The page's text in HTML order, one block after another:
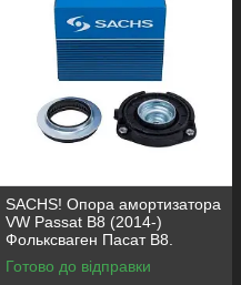
SACHS! Опора амортизатора
VW Passat B8 (2014-)
Фольксваген Пасат B8.
Передня. 803024 , KB657.27 ,
VKDA35167
Готово до відправки